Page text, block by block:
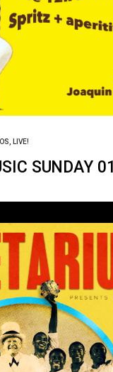
LIVE!
SUNDAY 01